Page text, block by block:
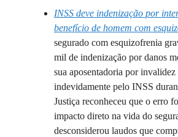
INSS deve indenização por
benefício de homem com
segurado com esquizofrenia
mil de indenização por danos
sua aposentadoria por invalidez
indevidamente pelo INSS
Justiça reconheceu que o erro
impacto direto na vida do
desconsiderou laudos que